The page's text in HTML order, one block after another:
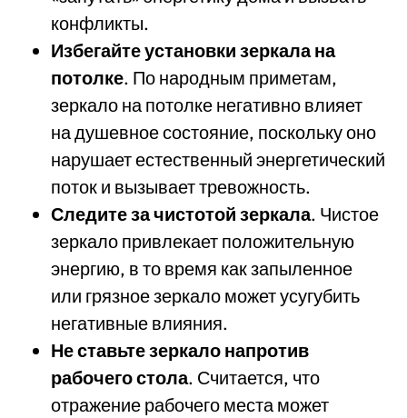
конфликты.
Избегайте установки зеркала на
потолке. По народным приметам,
зеркало на потолке негативно влияет
на душевное состояние, поскольку оно
нарушает естественный энергетический
поток и вызывает тревожность.
Следите за чистотой зеркала. Чистое
зеркало привлекает положительную
энергию, в то время как запыленное
или грязное зеркало может усугубить
негативные влияния.
Не ставьте зеркало напротив
рабочего стола. Считается, что
отражение рабочего места может